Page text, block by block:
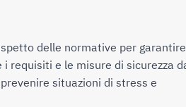
delle normative per
requisiti e le misure di sicurezza
situazioni di stress e